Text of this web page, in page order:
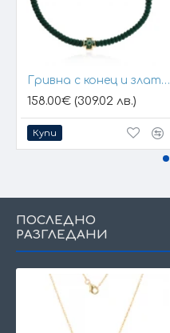
Гривна с конец и златен елемент кръст
158.00€ (309.02 лв.)
Купи
ПОСЛЕДНО
РАЗГЛЕДАНИ